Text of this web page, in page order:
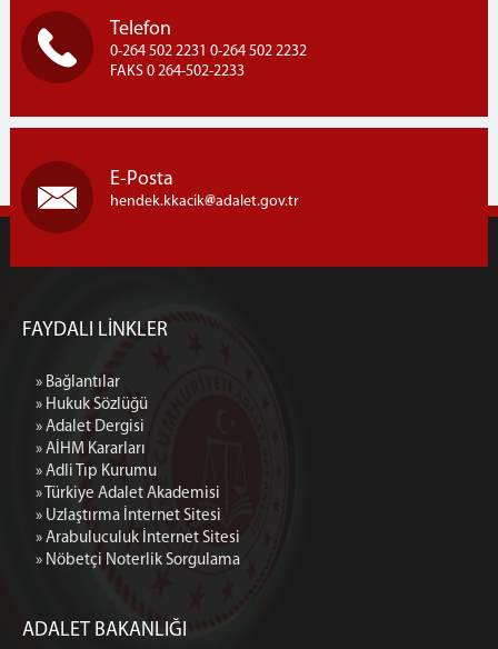
Telefon
0-264 502 2231 0-264 502 2232
FAKS 0 264-502-2233
E-Posta
hendek.kkacik adalet.gov.tr
FAYDALI LİNKLER
» Bağlantılar
» Hukuk Sözlüğü
» Adalet Dergisi
» AİHM Kararları
» Adli Tıp Kurumu
» Türkiye Adalet Akademisi
» Uzlaştırma İnternet Sitesi
» Arabuluculuk İnternet Sitesi
» Nöbetçi Noterlik Sorgulama
ADALET BAKANLIĞI